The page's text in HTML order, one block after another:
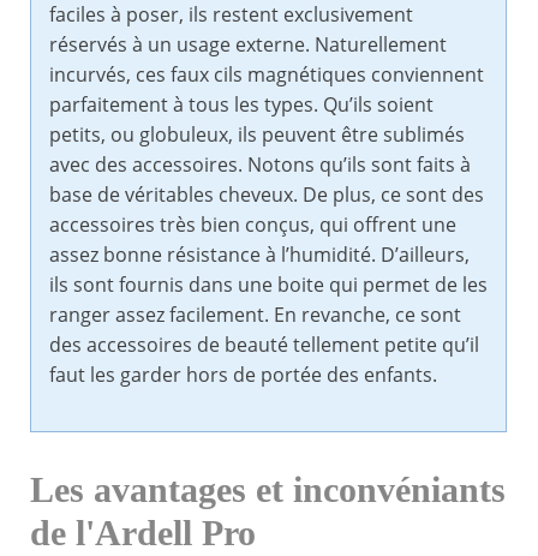
faciles à poser, ils restent exclusivement
réservés à un usage externe. Naturellement
incurvés, ces faux cils magnétiques conviennent
parfaitement à tous les types. Qu’ils soient
petits, ou globuleux, ils peuvent être sublimés
avec des accessoires. Notons qu’ils sont faits à
base de véritables cheveux. De plus, ce sont des
accessoires très bien conçus, qui offrent une
assez bonne résistance à l’humidité. D’ailleurs,
ils sont fournis dans une boite qui permet de les
ranger assez facilement. En revanche, ce sont
des accessoires de beauté tellement petite qu’il
faut les garder hors de portée des enfants.
Les avantages et inconvéniants
de l'Ardell Pro